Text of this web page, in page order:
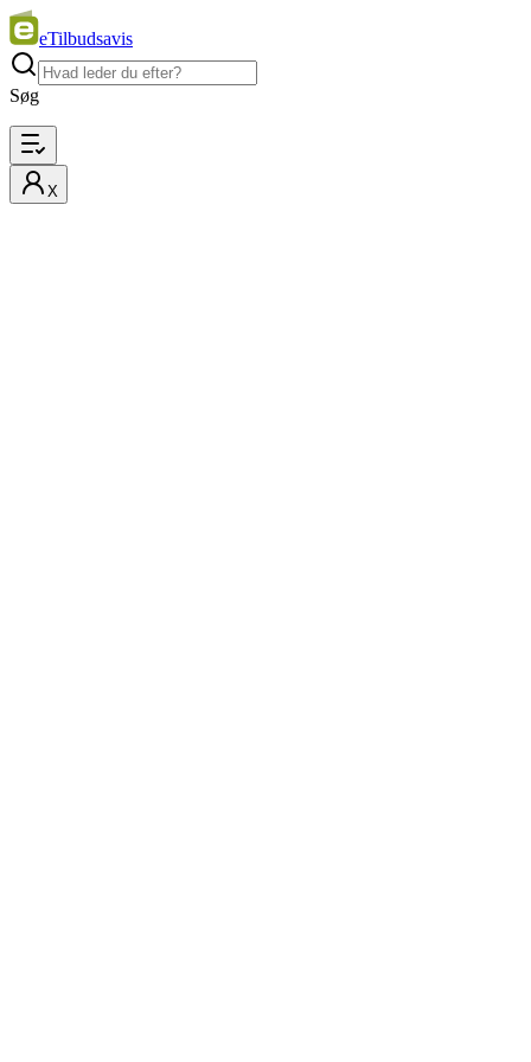
eTilbudsavis
Søg
X